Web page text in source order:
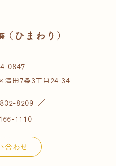
0847
清田7条3丁目24-34
8209 ／
1110
合わせ